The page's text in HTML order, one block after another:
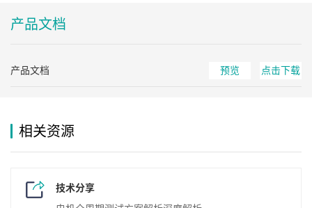
产品文档
产品文档 预览 点击下载
相关资源
技术分享